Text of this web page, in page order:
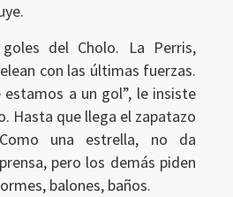
del Cholo. La Perris,
con las últimas fuerzas.
estamos a un gol”, le insiste
Hasta que llega el zapatazo
una estrella, no da
pero los demás piden
balones, baños.